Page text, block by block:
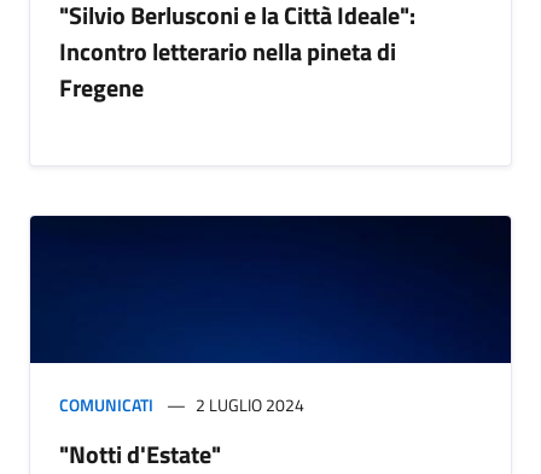
"Silvio Berlusconi e la Città Ideale":
Incontro letterario nella pineta di
Fregene
COMUNICATI 2 LUGLIO 2024
"Notti d'Estate"